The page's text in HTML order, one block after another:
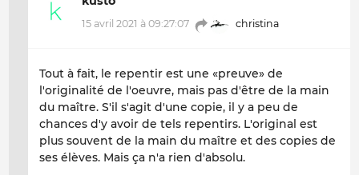
15 avril 2021 à 09:27:07 christina
Tout à fait, le repentir est une «preuve» de
l'originalité de l'oeuvre, mais pas d'être de la main
du maître. S'il s'agit d'une copie, il y a peu de
chances d'y avoir de tels repentirs. L'original est
plus souvent de la main du maître et des copies de
ses élèves. Mais ça n'a rien d'absolu.